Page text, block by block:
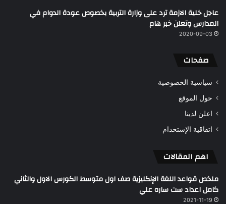
عاجل خلية الازمة ترد على وزارة التربية بخصوص عودة الدوام في
المدارس وتعلن خبر هام
2020-09-03
صفحات
سياسية الخصوصية
حول الموقع
اعلن لدينا
اتفاقية الإستخدام
اهم المقالات
ملخص قواعد اللغة الإنكليزية صف اول متوسط الكورس الاول والثاني
كامل اعداد ست ساره علي
2021-11-19